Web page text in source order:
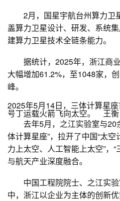
2月，国星宇航台州算力卫
盖算力卫星设计、研发、系统
建算力卫星技术全链条能力。
据统计，2025年，浙江商业
大幅增加61.2%，至1048家，
峰。
2025年5月14日，三体计算星
号丁运载火箭飞向太空。 王
去年5月，之江实验室与20
体计算星座”，拉开了中国“太空
力上太空、人工智能上太空”，
与航天产业深度融合。
中国工程院院士、之江实验
中，浙江以企业为主体的创新